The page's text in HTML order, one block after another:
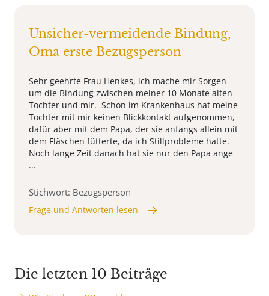
Unsicher-vermeidende Bindung,
Oma erste Bezugsperson
Sehr geehrte Frau Henkes, ich mache mir Sorgen
um die Bindung zwischen meiner 10 Monate alten
Tochter und mir. Schon im Krankenhaus hat meine
Tochter mit mir keinen Blickkontakt aufgenommen,
dafür aber mit dem Papa, der sie anfangs allein mit
dem Fläschen fütterte, da ich Stillprobleme hatte.
Noch lange Zeit danach hat sie nur den Papa ange
...
Stichwort: Bezugsperson
Frage und Antworten lesen
Die letzten 10 Beiträge